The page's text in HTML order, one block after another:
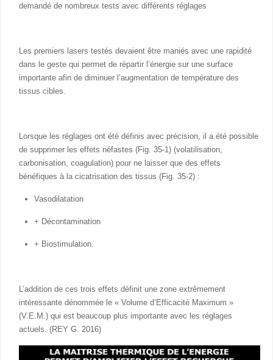
demandé de nombreux tests avec différents réglages
Les premiers lasers testés devaient être maniés avec une rapidité
dans le geste qui permet de répartir l’énergie sur une surface
importante afin de diminuer l’augmentation de température des
tissus cibles.
Lorsque les réglages ont été définis avec précision, il a été possible
de supprimer les effets néfastes (Fig. 35-1) (volatilisation,
carbonisation, coagulation) pour ne laisser que des effets
bénéfiques à la cicatrisation des tissus (Fig. 35-2) :
Vasodilatation
+ Décontamination
+ Biostimulation.
L’addition de ces trois effets définit une zone extrêmement
intéressante dénommée le « Volume d’Efficacité Maximum »
(V.E.M.) qui est beaucoup plus importante avec les réglages
actuels. (REY G. 2016)